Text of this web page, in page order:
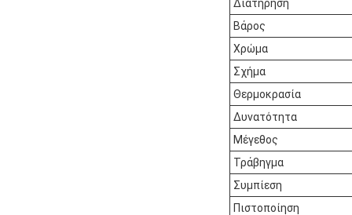
Διατήρηση
Βάρος
Χρώμα
Σχήμα
Θερμοκρασία
Δυνατότητα
Μέγεθος
Τράβηγμα
Συμπίεση
Πιστοποίηση